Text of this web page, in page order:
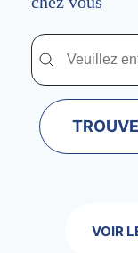
Trouver un
Trouver un centre
VOIR